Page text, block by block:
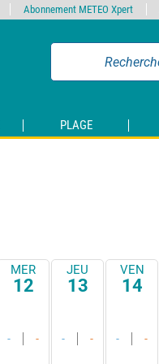
PLAGE
MER
12
- -
JEU
13
- -
VEN
14
- -
Abonnement METEO Xpert